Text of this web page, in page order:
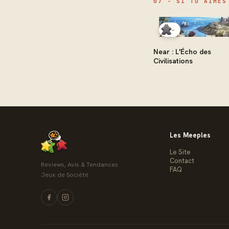
-
Near : L'Écho des
Civilisations
Reviews, Avis & Tendances
Jeux de Société
Les Meeples
Le Site
Contact
FAQ